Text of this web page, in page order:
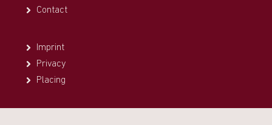
Contact
Imprint
Privacy
Placing